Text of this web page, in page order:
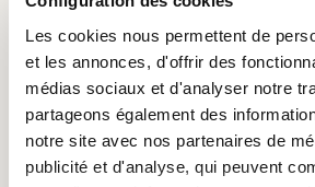
Les cookies nous permettent de
et les annonces, d'offrir des
médias sociaux et d'analyser notre
partageons également des
notre site avec nos partenaires de
publicité et d'analyse, qui peuvent
Acheter en ligne
INGRÉDIENTS